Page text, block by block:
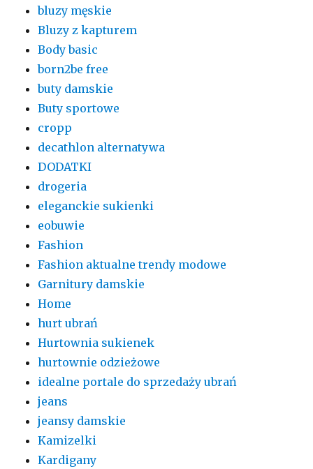
bluzy męskie
Bluzy z kapturem
Body basic
born2be free
buty damskie
Buty sportowe
cropp
decathlon alternatywa
DODATKI
drogeria
eleganckie sukienki
eobuwie
Fashion
Fashion aktualne trendy modowe
Garnitury damskie
Home
hurt ubrań
Hurtownia sukienek
hurtownie odzieżowe
idealne portale do sprzedaży ubrań
jeans
jeansy damskie
Kamizelki
Kardigany